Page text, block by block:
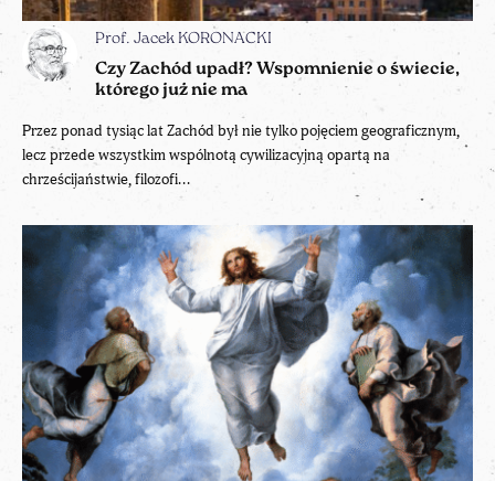
Prof. Jacek KORONACKI
Czy Zachód upadł? Wspomnienie o świecie,
którego już nie ma
Przez ponad tysiąc lat Zachód był nie tylko pojęciem geograficznym,
lecz przede wszystkim wspólnotą cywilizacyjną opartą na
chrześcijaństwie, filozofi...